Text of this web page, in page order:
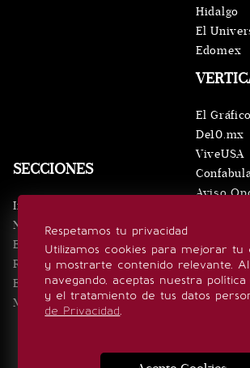
Respetamos tu privacidad
Utilizamos cookies para mejorar tu
y mostrarte contenido relevante.
navegando, aceptas nuestra
y el tratamiento de tus datos
de Privacidad.
SECCIONES
Inicio
Noticias
Eventos
Realeza
Estilo de vida
Minuto x Minuto
El Gráfico
De10.mx
ViveUSA
Aviso
Hidalgo
El
Edomex